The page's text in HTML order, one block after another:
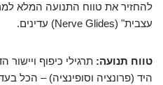
להחזיר את טווח התנועה המלא
עצבית" (Nerve Glides) עדינים.
טווח תנועה: תרגילי כיפוף
היד (פרונציה וסופינציה) – הכל